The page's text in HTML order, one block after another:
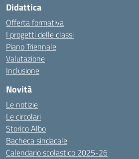
Didattica
Offerta formativa
I progetti delle classi
Piano Triennale
Valutazione
Inclusione
Novità
Le notizie
Le circolari
Storico Albo
Bacheca sindacale
Calendario scolastico 2025-26